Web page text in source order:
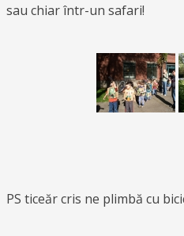
sau chiar într-un safari!
PS ticeăr cris ne plimbă cu